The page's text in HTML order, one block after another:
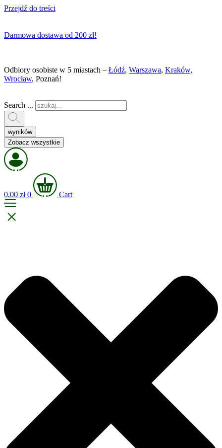
Przejdź do treści
Darmowa dostawa od 200 zł!
Odbiory osobiste w 5 miastach – Łódź, Warszawa, Kraków,
Wrocław, Poznań!
Search ...
wyników
Zobacz wszystkie
0,00 zł 0 Cart